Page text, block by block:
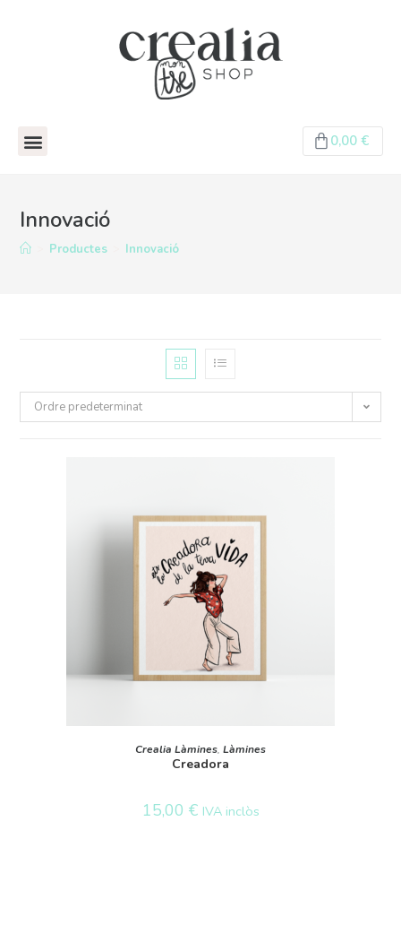
0,00 €
Innovació
Productes Innovació
Ordre predeterminat
AFEGEIX A LA CISTELLA
Crealia Làmines, Làmines
Creadora
15,00 € IVA inclòs